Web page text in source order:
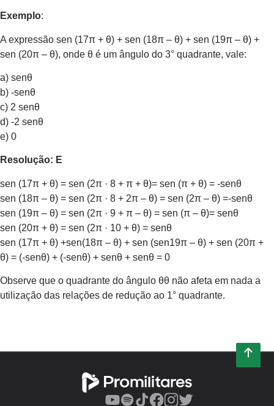
Exemplo:
A expressão sen (17π + θ) + sen (18π – θ) + sen (19π – θ) +
sen (20π – θ), onde θ é um ângulo do 3° quadrante, vale:
a) senθ
b) -senθ
c) 2 senθ
d) -2 senθ
e) 0
Resolução: E
sen (17π + θ) = sen (2π · 8 + π + θ)= sen (π + θ) = -senθ
sen (18π – θ) = sen (2π · 8 + 2π – θ) = sen (2π – θ) =-senθ
sen (19π – θ) = sen (2π · 9 + π – θ) = sen (π – θ)= senθ
sen (20π + θ) = sen (2π · 10 + θ) = senθ
sen (17π + θ) +sen(18π – θ) + sen (sen19π – θ) + sen (20π +
θ) = (-senθ) + (-senθ) + senθ + senθ = 0
Observe que o quadrante do ângulo θθ não afeta em nada a
utilização das relações de redução ao 1° quadrante.